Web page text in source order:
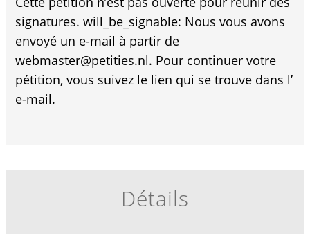
signatures. will_be_signable: Nous vous avons
envoyé un e-mail à partir de
webmaster@petities.nl. Pour continuer votre
pétition, vous suivez le lien qui se trouve dans l’
e-mail.
Détails